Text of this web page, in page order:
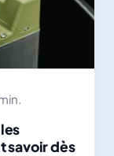
savoir dès